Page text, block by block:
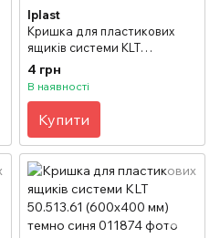
Iplast
Кришка для пластикових
ящиків системи KLT
50.512.1.91 (400x300 мм) сіра
4 грн
В наявності
Купити